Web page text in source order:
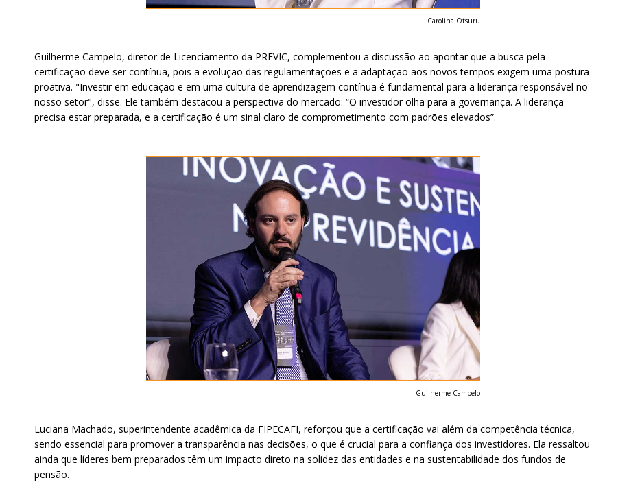
Carolina Otsuru
Guilherme Campelo, diretor de Licenciamento da PREVIC, complementou a discussão ao apontar que a busca pela
certificação deve ser contínua, pois a evolução das regulamentações e a adaptação aos novos tempos exigem uma postura
proativa. "Investir em educação e em uma cultura de aprendizagem contínua é fundamental para a liderança responsável no
nosso setor", disse. Ele também destacou a perspectiva do mercado: “O investidor olha para a governança. A liderança
precisa estar preparada, e a certificação é um sinal claro de comprometimento com padrões elevados”.
Guilherme Campelo
Luciana Machado, superintendente acadêmica da FIPECAFI, reforçou que a certificação vai além da competência técnica,
sendo essencial para promover a transparência nas decisões, o que é crucial para a confiança dos investidores. Ela ressaltou
ainda que líderes bem preparados têm um impacto direto na solidez das entidades e na sustentabilidade dos fundos de
pensão.